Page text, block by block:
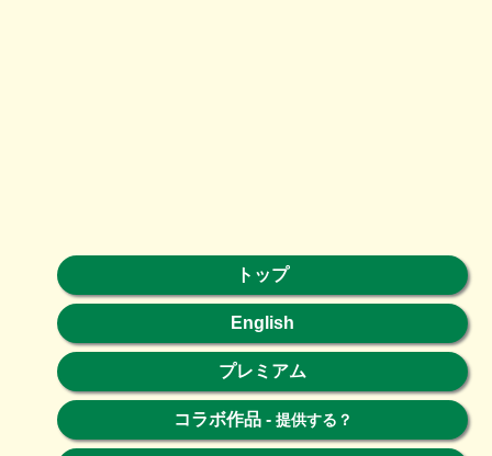
トップ
English
プレミアム
コラボ作品- 提供する？